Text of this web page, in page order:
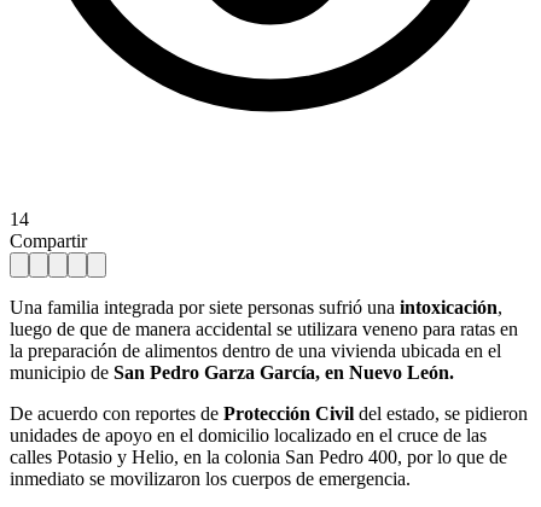
14
Compartir
Una familia integrada por siete personas sufrió una intoxicación,
luego de que de manera accidental se utilizara veneno para ratas en
la preparación de alimentos dentro de una vivienda ubicada en el
municipio de San Pedro Garza García, en Nuevo León.
De acuerdo con reportes de Protección Civil del estado, se pidieron
unidades de apoyo en el domicilio localizado en el cruce de las
calles Potasio y Helio, en la colonia San Pedro 400, por lo que de
inmediato se movilizaron los cuerpos de emergencia.